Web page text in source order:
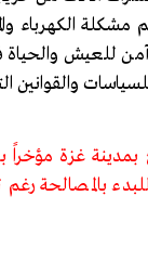
فضلاً عن تفاقم مشكلة
والقوانين
غزة مؤخراً
بالمصالحة